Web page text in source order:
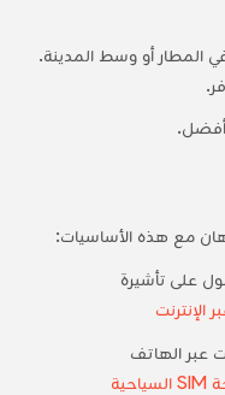
المطار أو وسط المدينة.
أفضل.
مع هذه الأساسيات:
على تأشيرة
الإنترنت
عبر الهاتف
شريحة SIM السياحية